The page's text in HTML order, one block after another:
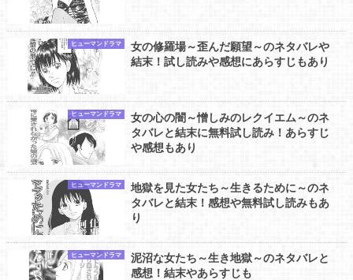
ヒューマンドラマ
女の修羅場～歪んだ願望～のネタバレや
結末！試し読みや感想にあらすじもあり
ヒューマンドラマ
女の心の闇～憎しみのレクイエム～のネ
タバレと結末に無料試し読み！あらすじ
や感想もあり
ヒューマンドラマ
地獄を見た女たち～生きるために～のネ
タバレと結末！感想や無料試し読みもあ
り
ヒューマンドラマ
泥沼な女たち～生き地獄～のネタバレと
感想！結末やあらすじも